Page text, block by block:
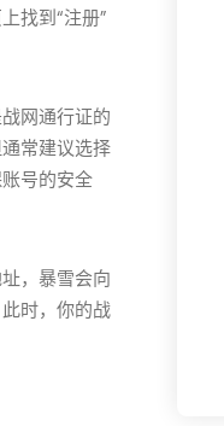
找到“注册”
网通行证的
常建议选择
号的安全
，暴雪会向
时，你的战